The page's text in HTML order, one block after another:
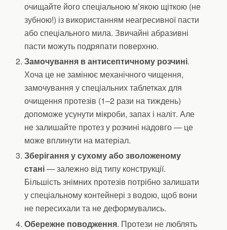
очищайте його спеціальною м’якою щіткою (не
зубною!) із використанням неагресивної пасти
або спеціального мила. Звичайні абразивні
пасти можуть подряпати поверхню.
Замочування в антисептичному розчині.
Хоча це не замінює механічного чищення,
замочування у спеціальних таблетках для
очищення протезів (1–2 рази на тиждень)
допоможе усунути мікроби, запах і наліт. Але
не залишайте протез у розчині надовго — це
може вплинути на матеріал.
Зберігання у сухому або зволоженому
стані— залежно від типу конструкції.
Більшість знімних протезів потрібно залишати
у спеціальному контейнері з водою, щоб вони
не пересихали та не деформувались.
Обережне поводження. Протези не люблять